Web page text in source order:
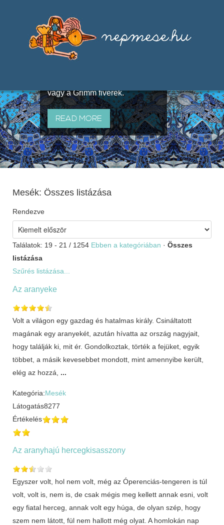
útján terjedő elbeszélésekből,
melyeket olyan ismert gyűjtők
állítottak össze, mint Benedek
vagy a Grimm fivérek.
READ MORE
Mesék: Összes listázása
Rendezve
Találatok: 19 - 21 / 1254 Ebben a kategóriában · Összes
listázása
Szűrés listázása...
Az aranyeke
Volt a világon egy gazdag és hatalmas király. Csináltatott
magának egy aranyekét, azután hívatta az ország nagyjait,
hogy találják ki, mit ér. Gondolkoztak, törték a fejüket, egyik
többet, a másik kevesebbet mondott, mint amennyibe került,
elég az hozzá, ...
Kategória:Mesék
Látogatás8277
Értékelés
Az aranyhajú hercegkisasszony
Egyszer volt, hol nem volt, még az Óperenciás-tengeren is túl
volt, volt is, nem is, de csak mégis meg kellett annak esni, volt
egy fiatal herceg, annak volt egy húga, de olyan szép, hogy
szem nem látott, fül nem hallott még olyat. A homlokán nap